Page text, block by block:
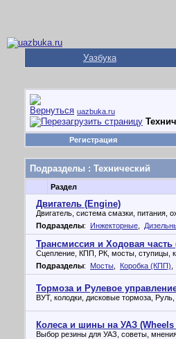
Уазбука
uazbuka.ru
Регистрация
Подразделы : Технический
Раздел
Двигатель (Engine)
Двигатель, система смазки, питания,
Подразделы: Инжекторные
Трансмиссия и Ходовая часть
Сцепление, КПП, РК, мосты, ступицы,
Подразделы: Мосты Коробка (КПП)
Тормоза и Рулевое
ВУТ, колодки, дисковые тормоза,
Колеса и шины на УАЗ (Wheels
Выбор резины для УАЗ, советы,